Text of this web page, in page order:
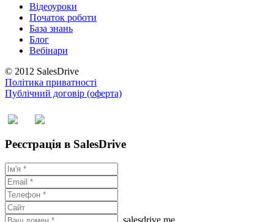
Відеоуроки
Початок роботи
База знань
Блог
Вебінари
© 2012 SalesDrive
Політика приватності
Публічний договір (оферта)
Реєстрація в SalesDrive
.salesdrive.me